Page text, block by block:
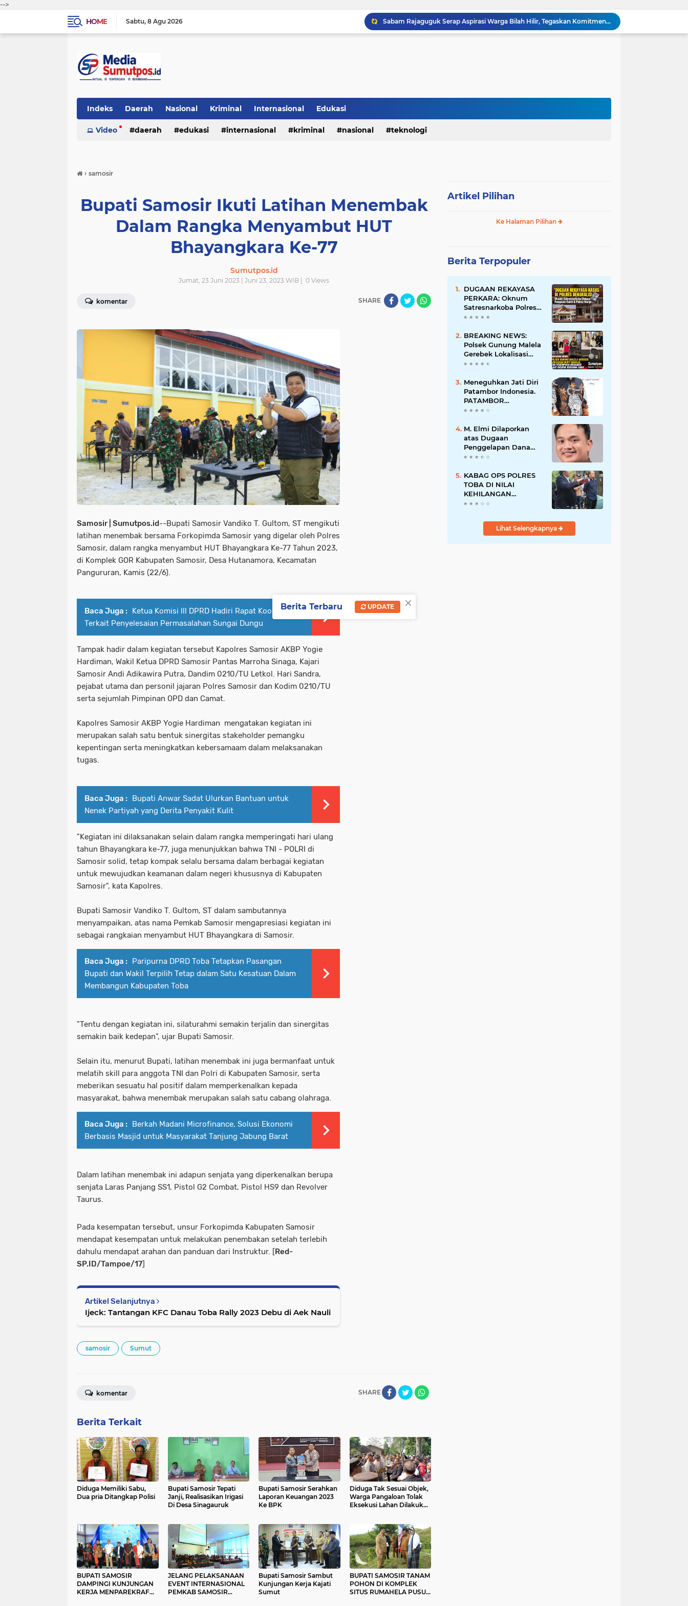
-->
HOME
Sabtu 8 Agu 2026
Sabam Rajaguguk Serap Aspirasi Warga Bilah Hilir, Tegaskan Komitmen Kawal Program Prabowo untuk Kesejahteraan Rakyat
‎Wakil Bupati Audiensi dengan Wamenaker RI, Dorong Penguatan SDM dan Perlindungan Pekerja di Tanjung Jabung Barat ‎ ‎
Sabam Rajaguguk Turun ke Pangkatan, Dengarkan Langsung Keluhan dan Harapan Warga
Indeks Daerah Nasional Kriminal Internasional Edukasi
Video daerah edukasi internasional kriminal nasional teknologi
› samosir
Bupati Samosir Ikuti Latihan Menembak
Dalam Rangka Menyambut HUT
Bhayangkara Ke-77
Sumutpos.id
Jumat, 23 Juni 2023 | Juni 23, 2023 WIB | 0 Views
komentar SHARE
Samosir | Sumutpos.id--Bupati Samosir Vandiko T. Gultom, ST mengikuti
latihan menembak bersama Forkopimda Samosir yang digelar oleh Polres
Samosir, dalam rangka menyambut HUT Bhayangkara Ke-77 Tahun 2023,
di Komplek GOR Kabupaten Samosir, Desa Hutanamora, Kecamatan
Pangururan, Kamis (22/6).
Baca Juga : Ketua Komisi lll DPRD Hadiri Rapat Koordinasi
Terkait Penyelesaian Permasalahan Sungai Dungu
Tampak hadir dalam kegiatan tersebut Kapolres Samosir AKBP Yogie
Hardiman, Wakil Ketua DPRD Samosir Pantas Marroha Sinaga, Kajari
Samosir Andi Adikawira Putra, Dandim 0210/TU Letkol. Hari Sandra,
pejabat utama dan personil jajaran Polres Samosir dan Kodim 0210/TU
serta sejumlah Pimpinan OPD dan Camat.
Kapolres Samosir AKBP Yogie Hardiman mengatakan kegiatan ini
merupakan salah satu bentuk sinergitas stakeholder pemangku
kepentingan serta meningkatkan kebersamaam dalam melaksanakan
tugas.
Baca Juga : Bupati Anwar Sadat Ulurkan Bantuan untuk
Nenek Partiyah yang Derita Penyakit Kulit
"Kegiatan ini dilaksanakan selain dalam rangka memperingati hari ulang
tahun Bhayangkara ke-77, juga menunjukkan bahwa TNI - POLRI di
Samosir solid, tetap kompak selalu bersama dalam berbagai kegiatan
untuk mewujudkan keamanan dalam negeri khususnya di Kabupaten
Samosir", kata Kapolres.
Bupati Samosir Vandiko T. Gultom, ST dalam sambutannya
menyampaikan, atas nama Pemkab Samosir mengapresiasi kegiatan ini
sebagai rangkaian menyambut HUT Bhayangkara di Samosir.
Baca Juga : Paripurna DPRD Toba Tetapkan Pasangan
Bupati dan Wakil Terpilih Tetap dalam Satu Kesatuan Dalam
Membangun Kabupaten Toba
"Tentu dengan kegiatan ini, silaturahmi semakin terjalin dan sinergitas
semakin baik kedepan", ujar Bupati Samosir.
Selain itu, menurut Bupati, latihan menembak ini juga bermanfaat untuk
melatih skill para anggota TNI dan Polri di Kabupaten Samosir, serta
meberikan sesuatu hal positif dalam memperkenalkan kepada
masyarakat, bahwa menembak merupakan salah satu cabang olahraga.
Baca Juga : Berkah Madani Microfinance, Solusi Ekonomi
Berbasis Masjid untuk Masyarakat Tanjung Jabung Barat
Dalam latihan menembak ini adapun senjata yang diperkenalkan berupa
senjata Laras Panjang SS1, Pistol G2 Combat, Pistol HS9 dan Revolver
Taurus.
Pada kesempatan tersebut, unsur Forkopimda Kabupaten Samosir
mendapat kesempatan untuk melakukan penembakan setelah terlebih
dahulu mendapat arahan dan panduan dari Instruktur. [Red-
SP.ID/Tampoe/17]
Artikel Selanjutnya
Ijeck: Tantangan KFC Danau Toba Rally 2023 Debu di Aek Nauli
samosir Sumut
SHARE
komentar
Berita Terkait
Diduga Memiliki Sabu,
Dua pria Ditangkap Polisi
Bupati Samosir Tepati
Janji, Realisasikan Irigasi
Di Desa Sinagauruk
Bupati Samosir Serahkan
Laporan Keuangan 2023
Ke BPK
Diduga Tak Sesuai Objek,
Warga Pangaloan Tolak
Eksekusi Lahan Dilakukan
BUPATI SAMOSIR
DAMPINGI KUNJUNGAN
KERJA MENPAREKRAF
JELANG PELAKSANAAN
EVENT INTERNASIONAL
PEMKAB SAMOSIR
Bupati Samosir Sambut
Kunjungan Kerja Kajati
Sumut
BUPATI SAMOSIR TANAM
POHON DI KOMPLEK
SITUS RUMAHELA PUSUK
Artikel Pilihan
Ke Halaman Pilihan
Berita Terpopuler
DUGAAN REKAYASA
PERKARA: Oknum
Satresnarkoba Polres
Bengkalis Diduga
Hingga Paksa Warga
Hadir di TKP
BREAKING NEWS:
Polsek Gunung Malela
Gerebek Lokalisasi
Bukit Maraja, Dua
Saat Diciduk Bersama
Sabu
Meneguhkan Jati Diri
Patambor Indonesia.
PATAMBOR
INDONESIA Akan
Jakarta.
M. Elmi Dilaporkan
atas Dugaan
Penggelapan Dana
Pensiunan Guru dan
Pastikan Proses
Hukum Berjalan
KABAG OPS POLRES
TOBA DI NILAI
KEHILANGAN
INDEPENDENSI.
PENEMBOKAN TANAH
DI LAGUBOTI DAPAT
Lihat Selengkapnya
×
Berita Terbaru UPDATE